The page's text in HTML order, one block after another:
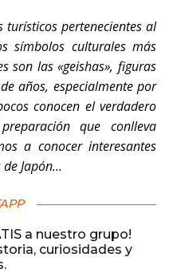
turísticos pertenecientes al
símbolos culturales más
son las «geishas», figuras
años, especialmente por
conocen el verdadero
que conlleva
a conocer interesantes
Japón…
a nuestro grupo!
curiosidades y